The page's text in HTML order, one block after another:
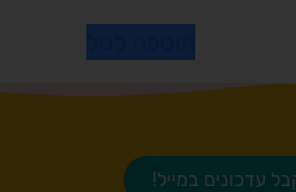
עדכונים במייל!